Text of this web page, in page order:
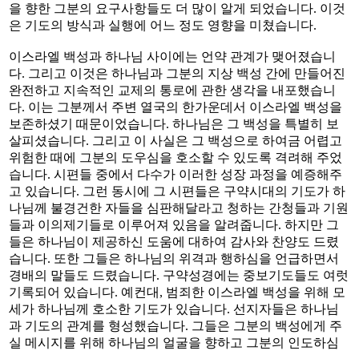
을 향한 그분의 요구사항들도 더 많이 알게 되었습니다. 이것
은 기도의 방식과 실행에 어느 정도 영향을 미쳤습니다.
이스라엘 백성과 하나님 사이에는 언약 관계가 맺어졌습니
다. 그리고 이것은 하나님과 그분의 지상 백성 간에 만들어진
완전하고 지속적인 교제의 통로에 관한 생각을 내포했습니
다. 이는 그분께서 주변 열국의 한가운데서 이스라엘 백성을
보존하셨기 때문이었습니다. 하나님은 그 백성을 특별히 보
살피셨습니다. 그리고 이 사실은 그 백성으로 하여금 어렵고
위험한 때에 그분의 도우심을 호소할 수 있도록 격려해 주었
습니다. 시편들 중에서 다수가 이러한 성장 과정을 예증해주
고 있습니다. 그런 동시에 그 시편들은 구약시대의 기도가 하
나님께 불경건한 자들을 심판해달라고 청하는 간청들과 기원
들과 이의제기들로 이루어져 있음을 알려줍니다. 하지만 그
들은 하나님이 제공하신 도움에 대하여 감사와 찬양도 드렸
습니다. 또한 그들은 하나님의 위격과 행하심을 언급하면서
경배의 말들도 드렸습니다. 구약성경에는 중보기도들도 여럿
기록되어 있습니다. 예컨대, 범죄한 이스라엘 백성을 위해 모
세가 하나님께 호소한 기도가 있습니다. 선지자들은 하나님
과 기도의 관계를 형성했습니다. 그들은 그분의 백성에게 주
실 메시지를 위해 하나님의 얼굴을 향하고 그분의 인도하심